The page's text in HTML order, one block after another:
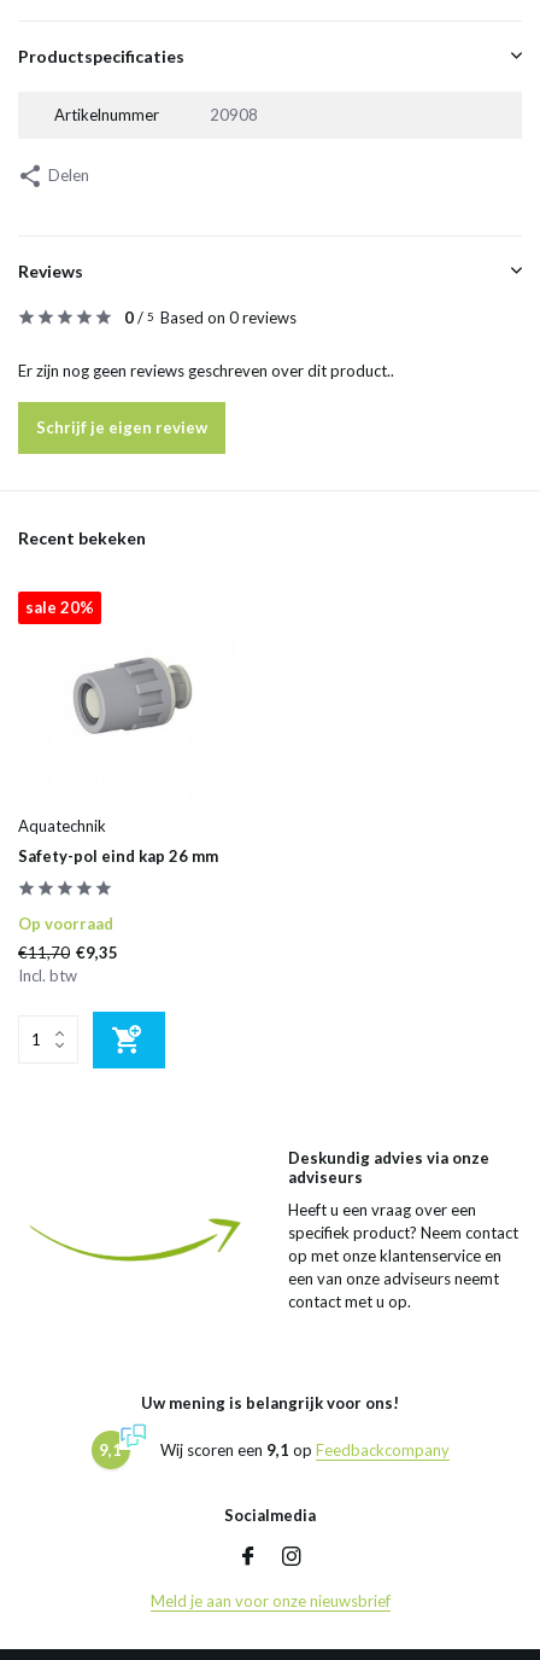
Productspecificaties
Artikelnummer 20908
Delen
Reviews
0/ 5 Based on 0 reviews
Er zijn nog geen reviews geschreven over dit product..
Schrijf je eigen review
Recent bekeken
sale 20%
Aquatechnik
Safety-pol eind kap 26 mm
Op voorraad
€11,70 €9,35
Incl. btw
Deskundig advies via onze
adviseurs
Heeft u een vraag over een
specifiek product? Neem contact
op met onze klantenservice en
een van onze adviseurs neemt
contact met u op.
Uw mening is belangrijk voor ons!
9,1 Wij scoren een 9,1 op Feedbackcompany
Socialmedia
Meld je aan voor onze nieuwsbrief